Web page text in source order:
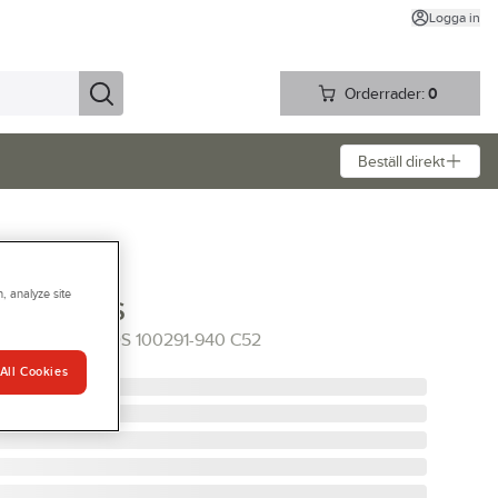
Logga in
Orderrader: 0
Beställ direkt
283 FAS
FRISTADS 100291-940 C52
analyze site
Cookies